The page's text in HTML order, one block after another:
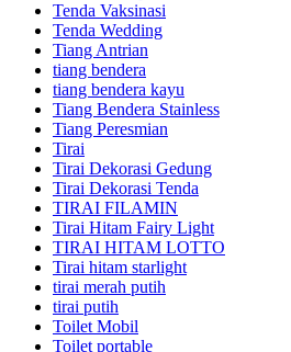
Tenda Vaksinasi
Tenda Wedding
Tiang Antrian
tiang bendera
tiang bendera kayu
Tiang Bendera Stainless
Tiang Peresmian
Tirai
Tirai Dekorasi Gedung
Tirai Dekorasi Tenda
TIRAI FILAMIN
Tirai Hitam Fairy Light
TIRAI HITAM LOTTO
Tirai hitam starlight
tirai merah putih
tirai putih
Toilet Mobil
Toilet portable